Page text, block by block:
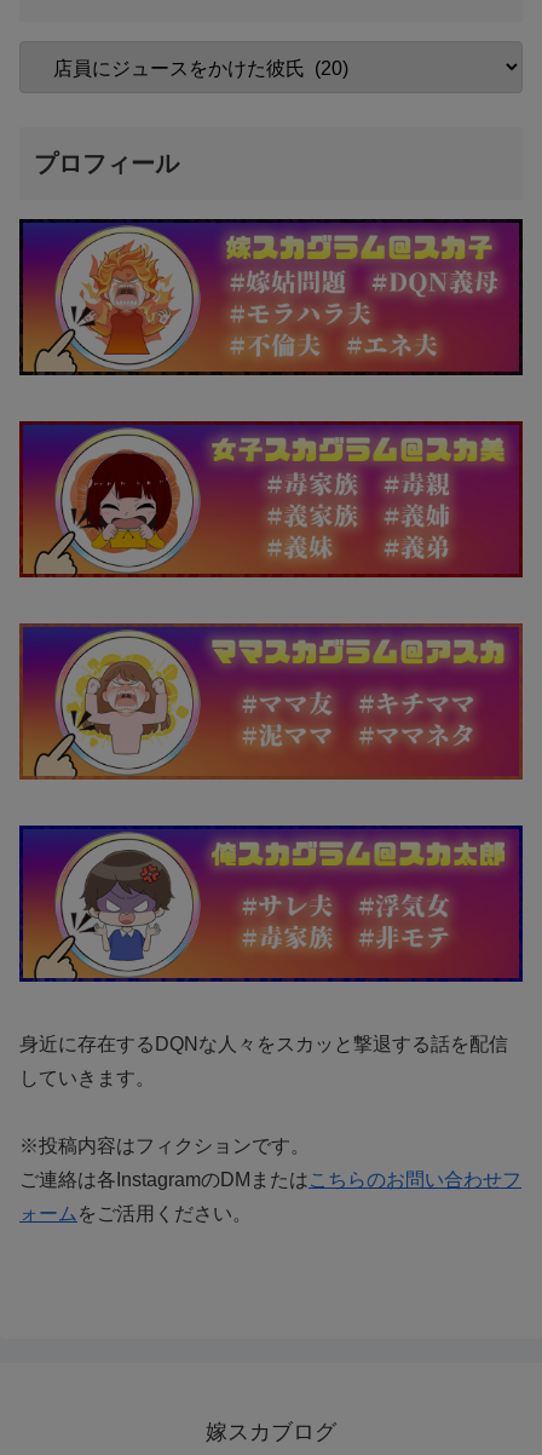
プロフィール
身近に存在するDQNな人々をスカッと撃退する話を配信
していきます。
※投稿内容はフィクションです。
ご連絡は各InstagramのDMまたはこちらのお問い合わせフ
ォーム をご活用ください。
嫁スカブログ